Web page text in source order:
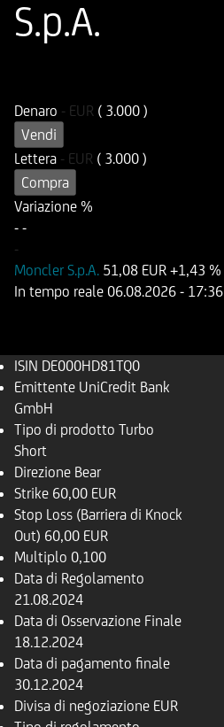
S.p.A.
Denaro - EUR ( 3.000 )
Vendi
Lettera - EUR ( 3.000 )
Compra
Variazione %
- -
-
Moncler S.p.A. 51,08 EUR +1,43 %
In tempo reale 06.08.2026 - 17:36
ISIN DE000HD81TQ0
Emittente UniCredit Bank
GmbH
Tipo di prodotto Turbo
Short
Direzione Bear
Strike 60,00 EUR
Stop Loss (Barriera di Knock
Out) 60,00 EUR
Multiplo 0,100
Data di Regolamento
21.08.2024
Data di Osservazione Finale
18.12.2024
Data di pagamento finale
30.12.2024
Divisa di negoziazione EUR